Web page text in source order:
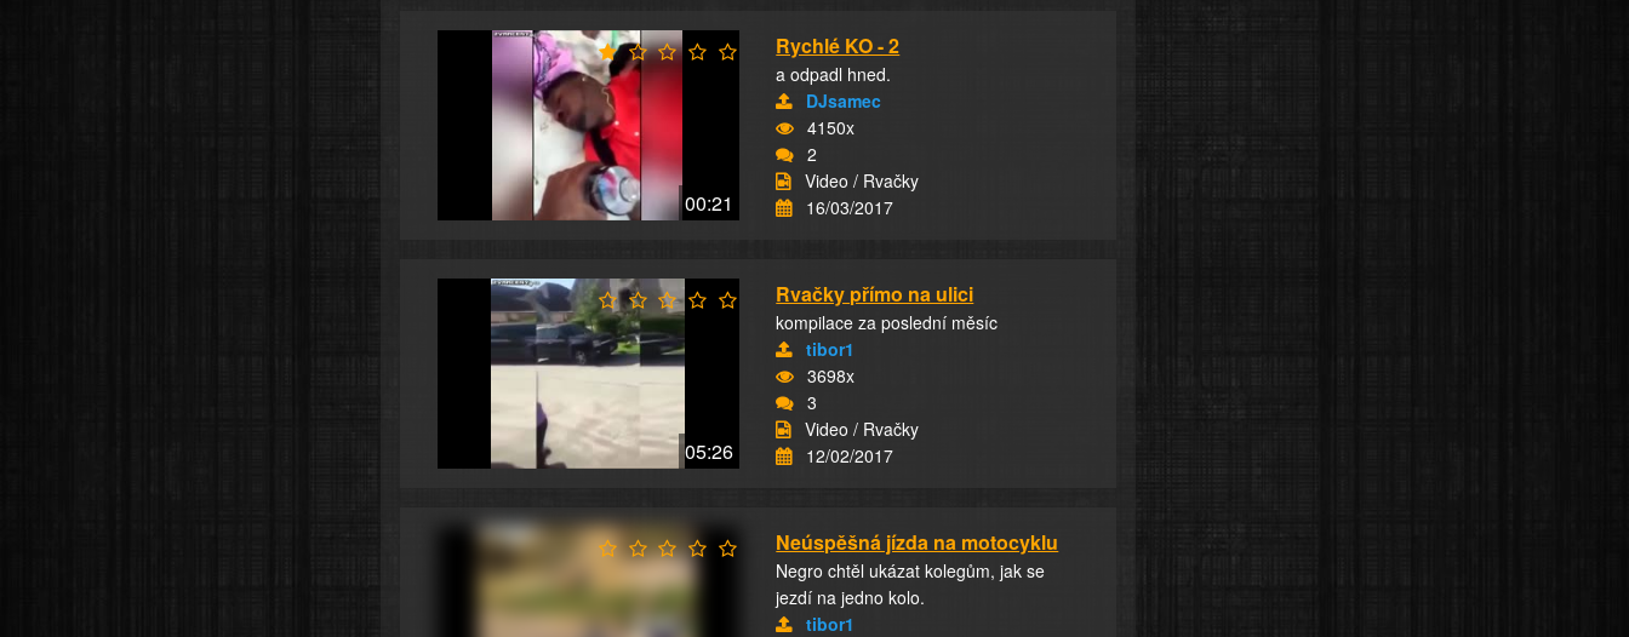
00:21
Rychlé KO - 2
a odpadl hned.
DJsamec
4150x
2
Video / Rvačky
16/03/2017
05:26
Rvačky přímo na ulici
kompilace za poslední měsíc
tibor1
3698x
3
Video / Rvačky
12/02/2017
Neúspěšná jízda na motocyklu
Negro chtěl ukázat kolegům, jak se
jezdí na jedno kolo.
tibor1